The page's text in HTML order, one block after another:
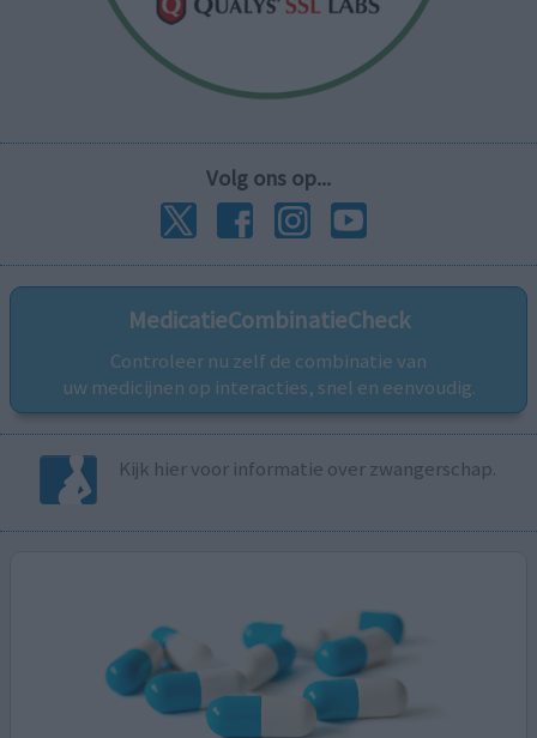
Volg ons op...
MedicatieCombinatieCheck
Controleer nu zelf de combinatie van
uw medicijnen op interacties, snel en eenvoudig.
Kijk hier voor informatie over zwangerschap.